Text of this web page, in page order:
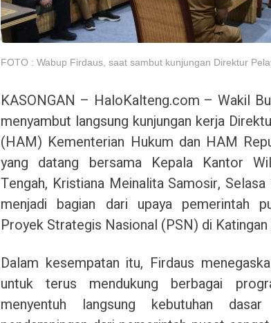
FOTO : Wabup Firdaus, saat sambut kunjungan Direktur
KASONGAN – HaloKalteng.com – Wakil
menyambut langsung kunjungan kerja
(HAM) Kementerian Hukum dan HAM
yang datang bersama Kepala Kantor
Tengah, Kristiana Meinalita Samosir,
menjadi bagian dari upaya pemerintah
Proyek Strategis Nasional (PSN) di Katingan
Dalam kesempatan itu, Firdaus
untuk terus mendukung berbagai
menyentuh langsung kebutuhan